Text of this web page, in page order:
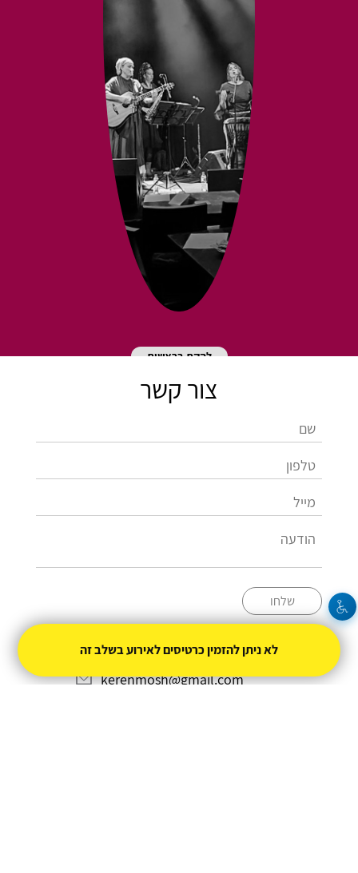
להקת בראשית
צור קשר
שלחו
+587800846
kerenmosh@gmail.com
לא ניתן להזמין כרטיסים לאירוע בשלב זה